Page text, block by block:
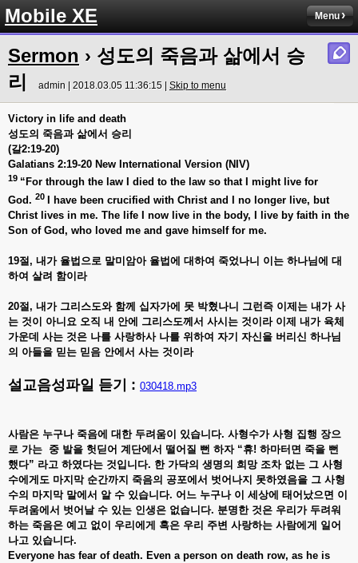
Mobile XE Menu
Sermon › 성도의 죽음과 삶에서 승
리
admin | 2018.03.05 11:36:15 | Skip to menu
Victory in life and death
성도의 죽음과 삶에서 승리
(갈2:19-20)
Galatians 2:19-20 New International Version (NIV)
19 “For through the law I died to the law so that I might live for
God. 20 I have been crucified with Christ and I no longer live, but
Christ lives in me. The life I now live in the body, I live by faith in the
Son of God, who loved me and gave himself for me.
19절, 내가 율법으로 말미암아 율법에 대하여 죽었나니 이는 하나님에 대
하여 살려 함이라
20절, 내가 그리스도와 함께 십자가에 못 박혔나니 그런즉 이제는 내가 사
는 것이 아니요 오직 내 안에 그리스도께서 사시는 것이라 이제 내가 육체
가운데 사는 것은 나를 사랑하사 나를 위하여 자기 자신을 버리신 하나님
의 아들을 믿는 믿음 안에서 사는 것이라
설교음성파일 듣기 : 030418.mp3
사람은 누구나 죽음에 대한 두려움이 있습니다. 사형수가 사형 집행 장으
로 가는 중 발을 헛딛어 계단에서 떨어질 뻔 하자 “휴! 하마터면 죽을 뻔
했다” 라고 하였다는 것입니다. 한 가닥의 생명의 희망 조차 없는 그 사형
수에게도 마지막 순간까지 죽음의 공포에서 벗어나지 못하였음을 그 사형
수의 마지막 말에서 알 수 있습니다. 어느 누구나 이 세상에 태어났으면 이
두려움에서 벗어날 수 있는 인생은 없습니다. 분명한 것은 우리가 두려워
하는 죽음은 예고 없이 우리에게 혹은 우리 주변 사랑하는 사람에게 일어
나고 있습니다.
Everyone has fear of death. Even a person on death row, as he is